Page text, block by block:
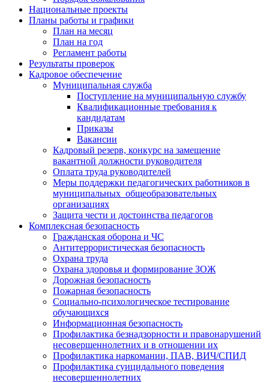
Национальные проекты
Планы работы и графики
План на месяц
План на год
Регламент работы
Результаты проверок
Кадровое обеспечение
Муниципальная служба
Поступление на муниципальную службу
Квалификационные требования к
кандидатам
Приказы
Вакансии
Кадровый резерв, конкурс на замещение
вакантной должности руководителя
Оплата труда руководителей
Меры поддержки педагогических работников в
муниципальных общеобразовательных
организациях
Защита чести и достоинства педагогов
Комплексная безопасность
Гражданская оборона и ЧС
Антитеррористическая безопасность
Охрана труда
Охрана здоровья и формирование ЗОЖ
Дорожная безопасность
Пожарная безопасность
Социально-психологическое тестирование
обучающихся
Информационная безопасность
Профилактика безнадзорности и правонарушений
несовершеннолетних и в отношении их
Профилактика наркомании, ПАВ, ВИЧ/СПИД
Профилактика суицидального поведения
несовершеннолетних